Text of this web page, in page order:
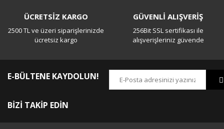
ÜCRETSİZ KARGO
2500 TL ve üzeri siparişlerinizde
ücretsiz kargo
GÜVENLİ ALIŞVERİŞ
256Bit SSL sertifikası ile
alışverişleriniz güvende
E-BÜLTENE KAYDOLUN!
BİZİ TAKİP EDİN